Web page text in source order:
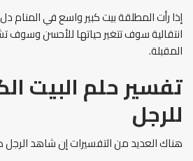
إذا رأت المطلقة بيت كبير واسع في المنام
انتقالية سوف تتغير حياتها للأحسن وسوف
المقبلة.
تفسير حلم البيت
للرجل
هناك العديد من التفسيرات إن شاهد الرجل